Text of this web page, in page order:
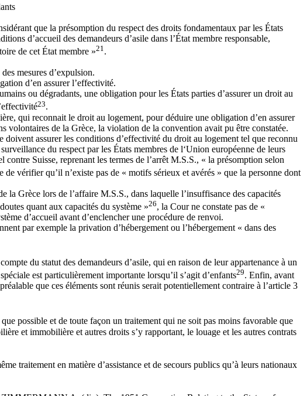
que la présomption du respect des droits fondamentaux par les États
d’accueil des demandeurs d’asile dans l’État membre responsable,
de cet État membre »21.
mesures d’expulsion.
d’en assurer l’effectivité.
ou dégradants, une obligation pour les États parties d’assurer un droit au
23.
qui reconnait le droit au logement, pour déduire une obligation d’en assurer
volontaires de la Grèce, la violation de la convention avait pu être constatée.
assurer les conditions d’effectivité du droit au logement tel que reconnu
du respect par les États membres de l‘Union européenne de leurs
Suisse, reprenant les termes de l’arrêt M.S.S., « la présomption selon
de vérifier qu’il n’existe pas de « motifs sérieux et avérés » que la personne dont
Grèce lors de l’affaire M.S.S., dans laquelle l’insuffisance des capacités
quant aux capacités du système »26, la Cour ne constate pas de «
d’accueil avant d’enclencher une procédure de renvoi.
par exemple la privation d’hébergement ou l’hébergement « dans des
du statut des demandeurs d’asile, qui en raison de leur appartenance à un
est particulièrement importante lorsqu’il s’agit d’enfants29. Enfin, avant
que ces éléments sont réunis serait potentiellement contraire à l’article 3
possible et de toute façon un traitement qui ne soit pas moins favorable que
et immobilière et autres droits s’y rapportant, le louage et les autres contrats
traitement en matière d’assistance et de secours publics qu’à leurs nationaux